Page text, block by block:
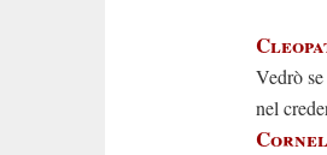
Vedrò
nel